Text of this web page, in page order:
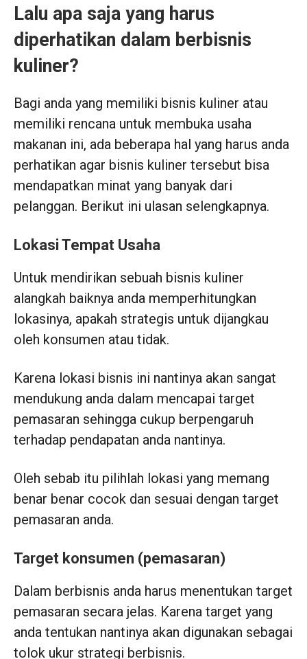
Lalu apa saja yang harus
diperhatikan dalam berbisnis
kuliner?
Bagi anda yang memiliki bisnis kuliner atau
memiliki rencana untuk membuka usaha
makanan ini, ada beberapa hal yang harus anda
perhatikan agar bisnis kuliner tersebut bisa
mendapatkan minat yang banyak dari
pelanggan. Berikut ini ulasan selengkapnya.
Lokasi Tempat Usaha
Untuk mendirikan sebuah bisnis kuliner
alangkah baiknya anda memperhitungkan
lokasinya, apakah strategis untuk dijangkau
oleh konsumen atau tidak.
Karena lokasi bisnis ini nantinya akan sangat
mendukung anda dalam mencapai target
pemasaran sehingga cukup berpengaruh
terhadap pendapatan anda nantinya.
Oleh sebab itu pilihlah lokasi yang memang
benar benar cocok dan sesuai dengan target
pemasaran anda.
Target konsumen (pemasaran)
Dalam berbisnis anda harus menentukan target
pemasaran secara jelas. Karena target yang
anda tentukan nantinya akan digunakan sebagai
tolok ukur strategi berbisnis.